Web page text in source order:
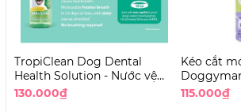
TropiClean Dog Dental
Health Solution - Nước vệ
sinh răng miệng cho Chó
không vị
130.000₫
Kéo cắt
115.000₫